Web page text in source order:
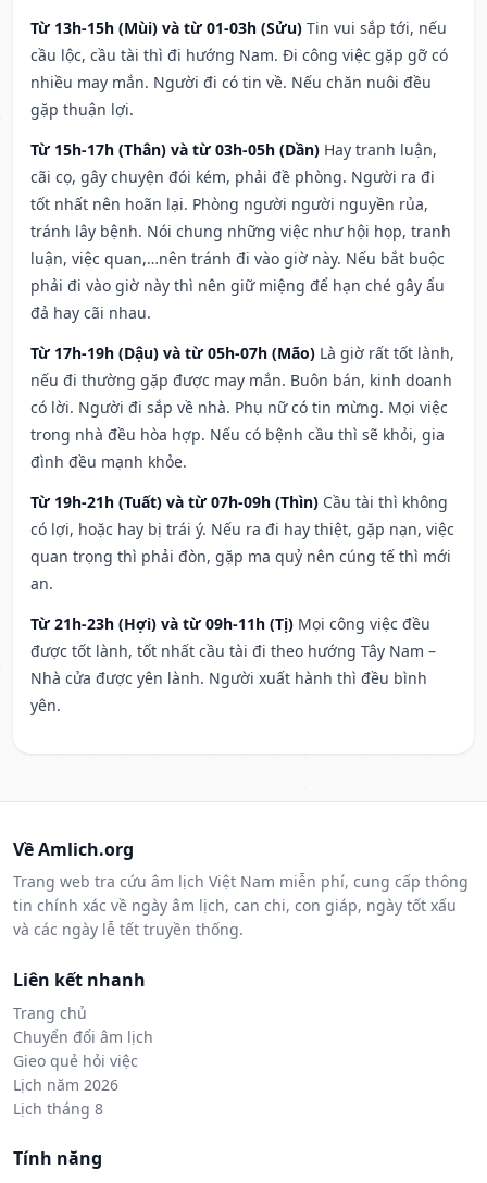
Từ 13h-15h (Mùi) và từ 01-03h (Sửu) Tin vui sắp tới, nếu
cầu lộc, cầu tài thì đi hướng Nam. Đi công việc gặp gỡ có
nhiều may mắn. Người đi có tin về. Nếu chăn nuôi đều
gặp thuận lợi.
Từ 15h-17h (Thân) và từ 03h-05h (Dần) Hay tranh luận,
cãi cọ, gây chuyện đói kém, phải đề phòng. Người ra đi
tốt nhất nên hoãn lại. Phòng người người nguyền rủa,
tránh lây bệnh. Nói chung những việc như hội họp, tranh
luận, việc quan,…nên tránh đi vào giờ này. Nếu bắt buộc
phải đi vào giờ này thì nên giữ miệng để hạn ché gây ẩu
đả hay cãi nhau.
Từ 17h-19h (Dậu) và từ 05h-07h (Mão) Là giờ rất tốt lành,
nếu đi thường gặp được may mắn. Buôn bán, kinh doanh
có lời. Người đi sắp về nhà. Phụ nữ có tin mừng. Mọi việc
trong nhà đều hòa hợp. Nếu có bệnh cầu thì sẽ khỏi, gia
đình đều mạnh khỏe.
Từ 19h-21h (Tuất) và từ 07h-09h (Thìn) Cầu tài thì không
có lợi, hoặc hay bị trái ý. Nếu ra đi hay thiệt, gặp nạn, việc
quan trọng thì phải đòn, gặp ma quỷ nên cúng tế thì mới
an.
Từ 21h-23h (Hợi) và từ 09h-11h (Tị) Mọi công việc đều
được tốt lành, tốt nhất cầu tài đi theo hướng Tây Nam –
Nhà cửa được yên lành. Người xuất hành thì đều bình
yên.
Về Amlich.org
Trang web tra cứu âm lịch Việt Nam miễn phí, cung cấp thông
tin chính xác về ngày âm lịch, can chi, con giáp, ngày tốt xấu
và các ngày lễ tết truyền thống.
Liên kết nhanh
Trang chủ
Chuyển đổi âm lịch
Gieo quẻ hỏi việc
Lịch năm 2026
Lịch tháng 8
Tính năng